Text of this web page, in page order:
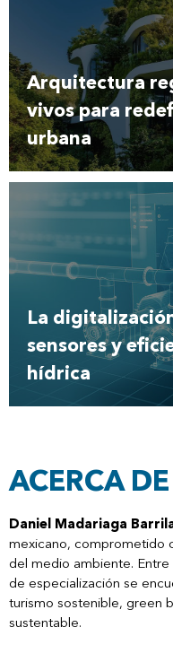
Arquitectura
vivos para
urbana
La
sensores y
hídrica
ACERCA DE
Daniel Madariaga
mexicano, comprometido
del medio ambiente. Entre
de especialización se
turismo sostenible, green
sustentable.